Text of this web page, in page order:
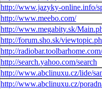
http://www.jazyky-online.info/
http://www.meebo.com/
http://www.megabity.sk/
http://forum.sho.sk/
http://
http://search.yahoo.com/search
http://www.abclinuxu.cz/lide/
http://www.abclinuxu.cz/